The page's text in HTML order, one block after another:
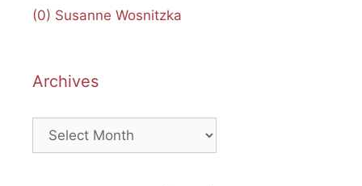
(0) Susanne Wosnitzka
Archives
Archives